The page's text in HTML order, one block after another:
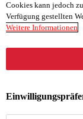
PwC hat bestätigt,
hinsichtlich
Dauer und
Cookies kann jedoch
Verfügung gestellten
Weitere Informationen